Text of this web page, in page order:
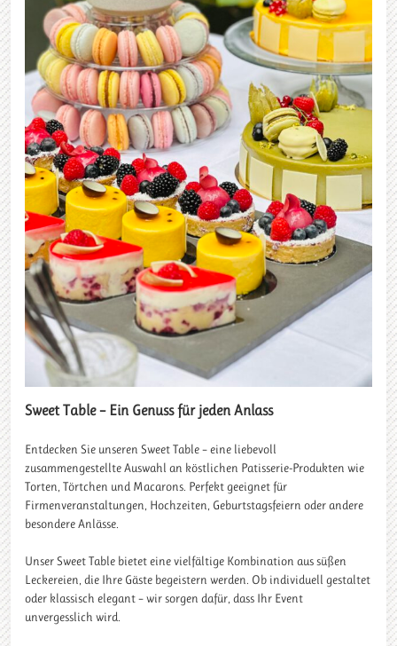
Sweet Table – Ein Genuss für jeden Anlass
Entdecken Sie unseren Sweet Table – eine liebevoll
zusammengestellte Auswahl an köstlichen Patisserie-Produkten wie
Torten, Törtchen und Macarons. Perfekt geeignet für
Firmenveranstaltungen, Hochzeiten, Geburtstagsfeiern oder andere
besondere Anlässe.
Unser Sweet Table bietet eine vielfältige Kombination aus süßen
Leckereien, die Ihre Gäste begeistern werden. Ob individuell gestaltet
oder klassisch elegant – wir sorgen dafür, dass Ihr Event
unvergesslich wird.